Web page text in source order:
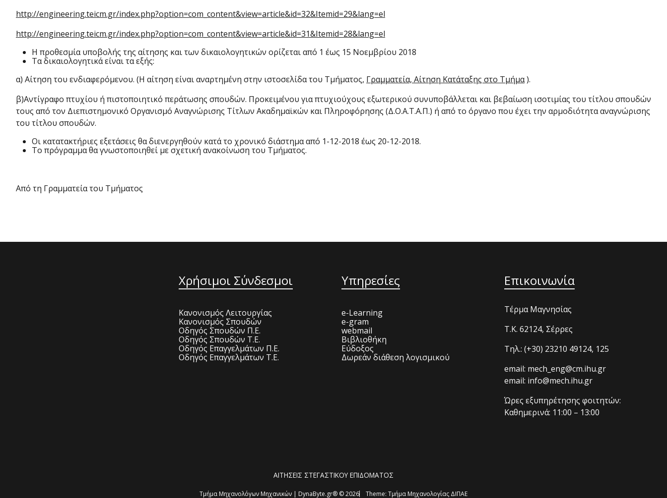
http://engineering.teicm.gr/index.php?option=com_content&view=article&id=32&Itemid=29&lang=el
http://engineering.teicm.gr/index.php?option=com_content&view=article&id=31&Itemid=28&lang=el
Η προθεσμία υποβολής της αίτησης και των δικαιολογητικών ορίζεται από 1 έως 15 Νοεμβρίου 2018
Τα δικαιολογητικά είναι τα εξής:
α) Αίτηση του ενδιαφερόμενου. (Η αίτηση είναι αναρτημένη στην ιστοσελίδα του Τμήματος, Γραμματεία, Αίτηση Κατάταξης στο Τμήμα).
β)Αντίγραφο πτυχίου ή πιστοποιητικό περάτωσης σπουδών. Προκειμένου για πτυχιούχους εξωτερικού συνυποβάλλεται και βεβαίωση ισοτιμίας του τίτλου σπουδών
τους από τον Διεπιστημονικό Οργανισμό Αναγνώρισης Τίτλων Ακαδημαϊκών και Πληροφόρησης (Δ.Ο.Α.Τ.Α.Π.) ή από το όργανο που έχει την αρμοδιότητα αναγνώρισης
του τίτλου σπουδών.
Οι κατατακτήριες εξετάσεις θα διενεργηθούν κατά το χρονικό διάστημα από 1-12-2018 έως 20-12-2018.
Το πρόγραμμα θα γνωστοποιηθεί με σχετική ανακοίνωση του Τμήματος.
Από τη Γραμματεία του Τμήματος
Χρήσιμοι Σύνδεσμοι
Κανονισμός Λειτουργίας
Κανονισμός Σπουδών
Οδηγός Σπουδών Π.Ε.
Οδηγός Σπουδών Τ.Ε.
Οδηγός Επαγγελμάτων Π.Ε.
Οδηγός Επαγγελμάτων Τ.Ε.
Υπηρεσίες
e-Learning
e-gram
webmail
Βιβλιοθήκη
Εύδοξος
Δωρεάν διάθεση λογισμικού
Επικοινωνία
Τέρμα Μαγνησίας
T.K. 62124, Σέρρες
Τηλ.: (+30) 23210 49124, 125
email: mech_eng@cm.ihu.gr
email: info@mech.ihu.gr
Ώρες εξυπηρέτησης φοιτητών:
Καθημερινά: 11:00 – 13:00
ΑΙΤΗΣΕΙΣ ΣΤΕΓΑΣΤΙΚΟΥ ΕΠΙΔΟΜΑΤΟΣ
Τμήμα Μηχανολόγων Μηχανικών | DynaByte.gr® © 2026 Theme: Τμήμα Μηχανολογίας ΔΙΠΑΕ